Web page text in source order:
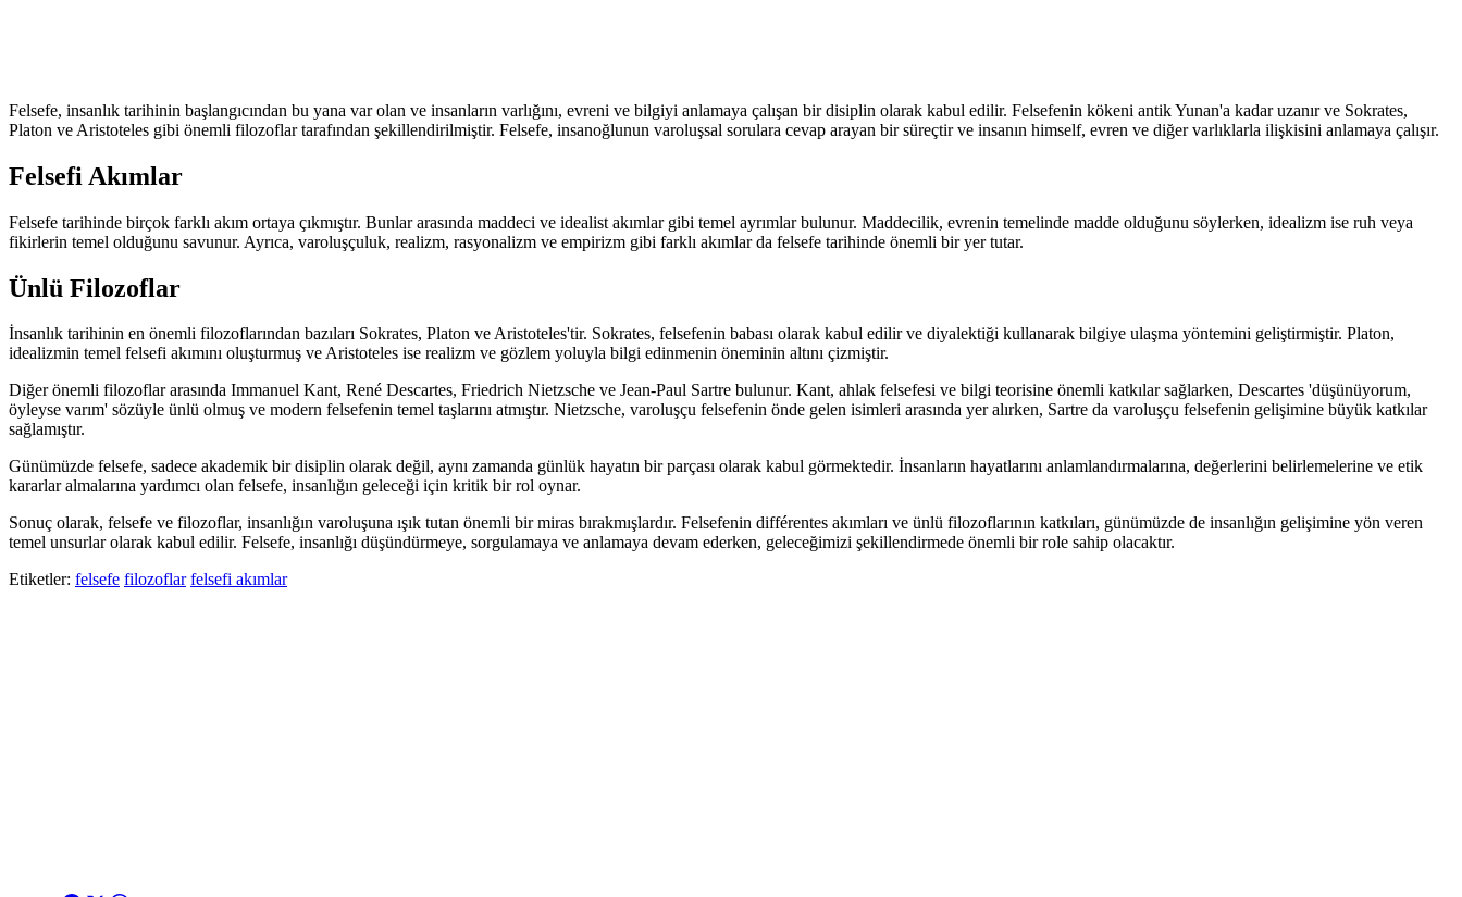
Felsefe, insanlık tarihinin başlangıcından bu yana var olan ve insanların varlığını, evreni ve bilgiyi anlamaya çalışan bir disiplin olarak kabul edilir. Felsefenin kökeni antik Yunan'a kadar uzanır ve Sokrates,
Platon ve Aristoteles gibi önemli filozoflar tarafından şekillendirilmiştir. Felsefe, insanoğlunun varoluşsal sorulara cevap arayan bir süreçtir ve insanın himself, evren ve diğer varlıklarla ilişkisini anlamaya çalışır.
Felsefi Akımlar
Felsefe tarihinde birçok farklı akım ortaya çıkmıştır. Bunlar arasında maddeci ve idealist akımlar gibi temel ayrımlar bulunur. Maddecilik, evrenin temelinde madde olduğunu söylerken, idealizm ise ruh veya
fikirlerin temel olduğunu savunur. Ayrıca, varoluşçuluk, realizm, rasyonalizm ve empirizm gibi farklı akımlar da felsefe tarihinde önemli bir yer tutar.
Ünlü Filozoflar
İnsanlık tarihinin en önemli filozoflarından bazıları Sokrates, Platon ve Aristoteles'tir. Sokrates, felsefenin babası olarak kabul edilir ve diyalektiği kullanarak bilgiye ulaşma yöntemini geliştirmiştir. Platon,
idealizmin temel felsefi akımını oluşturmuş ve Aristoteles ise realizm ve gözlem yoluyla bilgi edinmenin öneminin altını çizmiştir.
Diğer önemli filozoflar arasında Immanuel Kant, René Descartes, Friedrich Nietzsche ve Jean-Paul Sartre bulunur. Kant, ahlak felsefesi ve bilgi teorisine önemli katkılar sağlarken, Descartes 'düşünüyorum,
öyleyse varım' sözüyle ünlü olmuş ve modern felsefenin temel taşlarını atmıştır. Nietzsche, varoluşçu felsefenin önde gelen isimleri arasında yer alırken, Sartre da varoluşçu felsefenin gelişimine büyük katkılar
sağlamıştır.
Günümüzde felsefe, sadece akademik bir disiplin olarak değil, aynı zamanda günlük hayatın bir parçası olarak kabul görmektedir. İnsanların hayatlarını anlamlandırmalarına, değerlerini belirlemelerine ve etik
kararlar almalarına yardımcı olan felsefe, insanlığın geleceği için kritik bir rol oynar.
Sonuç olarak, felsefe ve filozoflar, insanlığın varoluşuna ışık tutan önemli bir miras bırakmışlardır. Felsefenin différentes akımları ve ünlü filozoflarının katkıları, günümüzde de insanlığın gelişimine yön veren
temel unsurlar olarak kabul edilir. Felsefe, insanlığı düşündürmeye, sorgulamaya ve anlamaya devam ederken, geleceğimizi şekillendirmede önemli bir role sahip olacaktır.
Etiketler: felsefe filozoflar felsefi akımlar